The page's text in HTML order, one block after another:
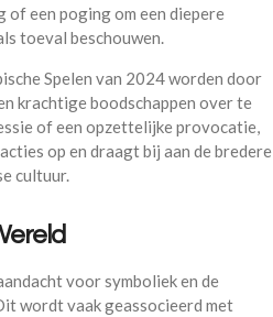
of een poging om een diepere
toeval beschouwen​.
Spelen van 2024 worden door
krachtige boodschappen over te
of een opzettelijke provocatie,
op en draagt bij aan de bredere
cultuur.
voor symboliek en de
wordt vaak geassocieerd met